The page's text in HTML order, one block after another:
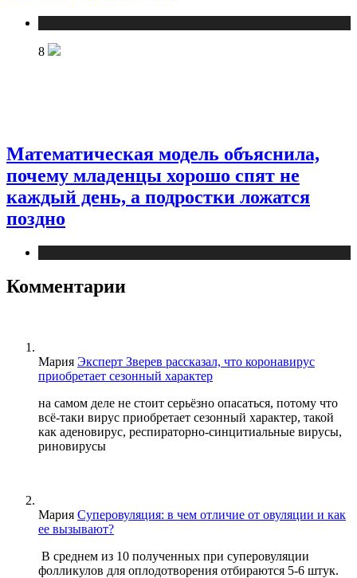
8
Математическая модель объяснила,
почему младенцы хорошо спят не
каждый день, а подростки ложатся
поздно
Комментарии
Мария Эксперт Зверев рассказал, что коронавирус
приобретает сезонный характер
на самом деле не стоит серьёзно опасаться, потому что
всё-таки вирус приобретает сезонный характер, такой
как аденовирус, респираторно-синцитиальные вирусы,
риновирусы
Мария Суперовуляция: в чем отличие от овуляции и как
ее вызывают?
В среднем из 10 полученных при суперовуляции
фолликулов для оплодотворения отбираются 5-6 штук.